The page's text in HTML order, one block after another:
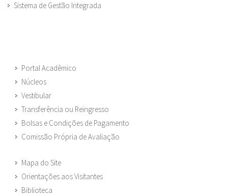
Sistema de Gestão Integrada
Portal Acadêmico
Núcleos
Vestibular
Transferência ou Reingresso
Bolsas e Condições de Pagamento
Comissão Própria de Avaliação
Mapa do Site
Orientações aos Visitantes
Biblioteca